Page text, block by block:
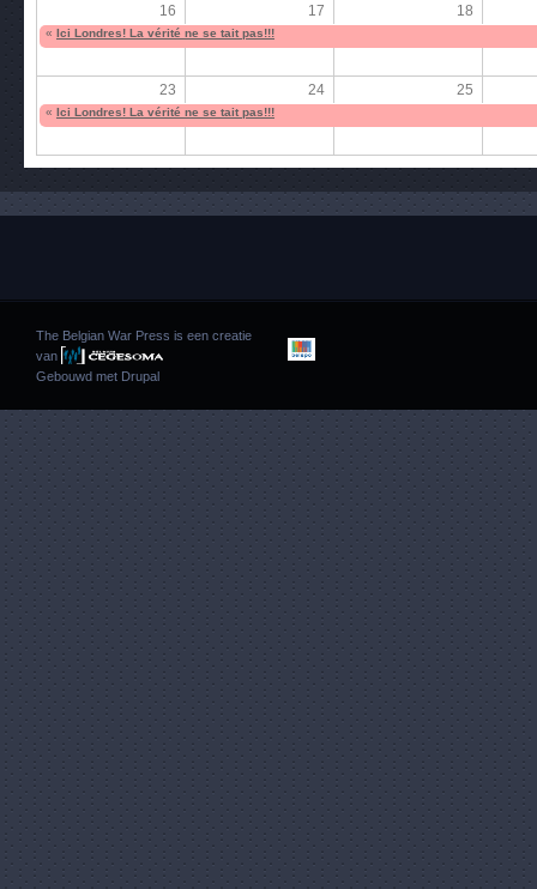
16 17 18
« Ici Londres! La vérité ne se tait pas!!!
23 24 25
« Ici Londres! La vérité ne se tait pas!!!
The Belgian War Press is een creatie
van
Gebouwd met Drupal